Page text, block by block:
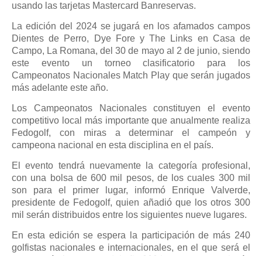
usando las tarjetas Mastercard Banreservas.
La edición del 2024 se jugará en los afamados campos
Dientes de Perro, Dye Fore y The Links en Casa de
Campo, La Romana, del 30 de mayo al 2 de junio, siendo
este evento un torneo clasificatorio para los
Campeonatos Nacionales Match Play que serán jugados
más adelante este año.
Los Campeonatos Nacionales constituyen el evento
competitivo local más importante que anualmente realiza
Fedogolf, con miras a determinar el campeón y
campeona nacional en esta disciplina en el país.
El evento tendrá nuevamente la categoría profesional,
con una bolsa de 600 mil pesos, de los cuales 300 mil
son para el primer lugar, informó Enrique Valverde,
presidente de Fedogolf, quien añadió que los otros 300
mil serán distribuidos entre los siguientes nueve lugares.
En esta edición se espera la participación de más 240
golfistas nacionales e internacionales, en el que será el